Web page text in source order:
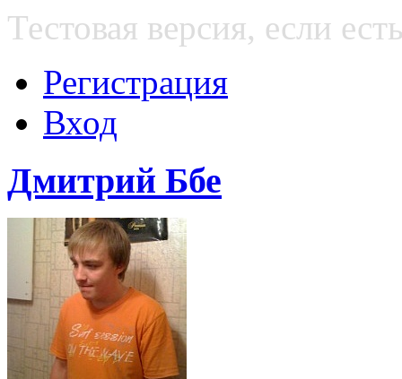
Тестовая версия, если
Регистрация
Вход
Дмитрий Ббе